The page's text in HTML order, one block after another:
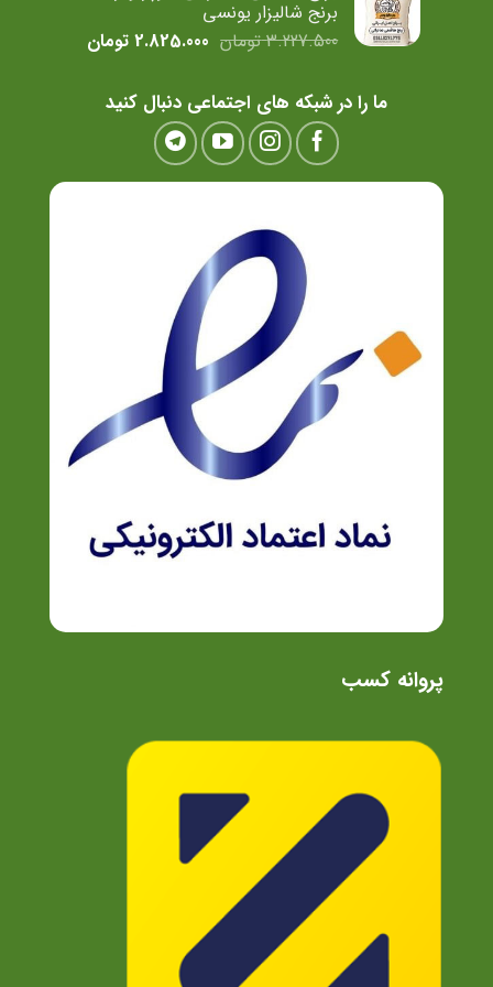
برنج شالیزار یونسی
3.227.500 تومان قیمت
3.227.500 تومان
بود.
2.825.000 تومانقیمت
ما را در شبکه های اجتماعی دنبال کنید
پروانه کسب